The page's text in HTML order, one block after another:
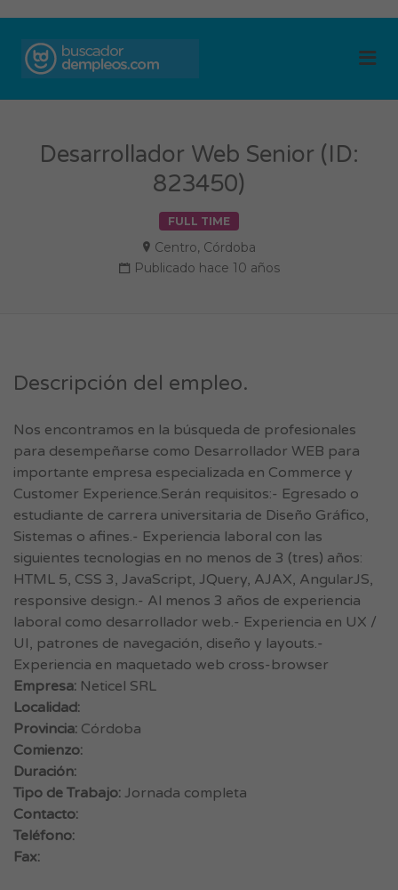
Desarrollador Web Senior (ID:
823450)
FULL TIME
Centro, Córdoba
Publicado hace 10 años
Descripción del empleo.
Nos encontramos en la búsqueda de profesionales
para desempeñarse como Desarrollador WEB para
importante empresa especializada en Commerce y
Customer Experience.Serán requisitos:- Egresado o
estudiante de carrera universitaria de Diseño Gráfico,
Sistemas o afines.- Experiencia laboral con las
siguientes tecnologias en no menos de 3 (tres) años:
HTML 5, CSS 3, JavaScript, JQuery, AJAX, AngularJS,
responsive design.- Al menos 3 años de experiencia
laboral como desarrollador web.- Experiencia en UX /
UI, patrones de navegación, diseño y layouts.-
Experiencia en maquetado web cross-browser
Empresa: Neticel SRL
Localidad:
Provincia: Córdoba
Comienzo:
Duración:
Tipo de Trabajo: Jornada completa
Contacto:
Teléfono:
Fax: